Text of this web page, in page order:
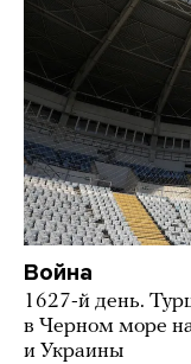
Война
1627-й день.
в Черном море
и Украины